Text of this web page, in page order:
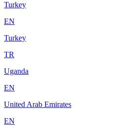
Turkey
EN
Turkey
TR
Uganda
EN
United Arab Emirates
EN